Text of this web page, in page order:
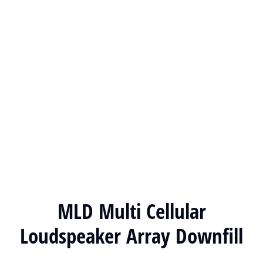
MLD Multi Cellular
Loudspeaker Array Downfill